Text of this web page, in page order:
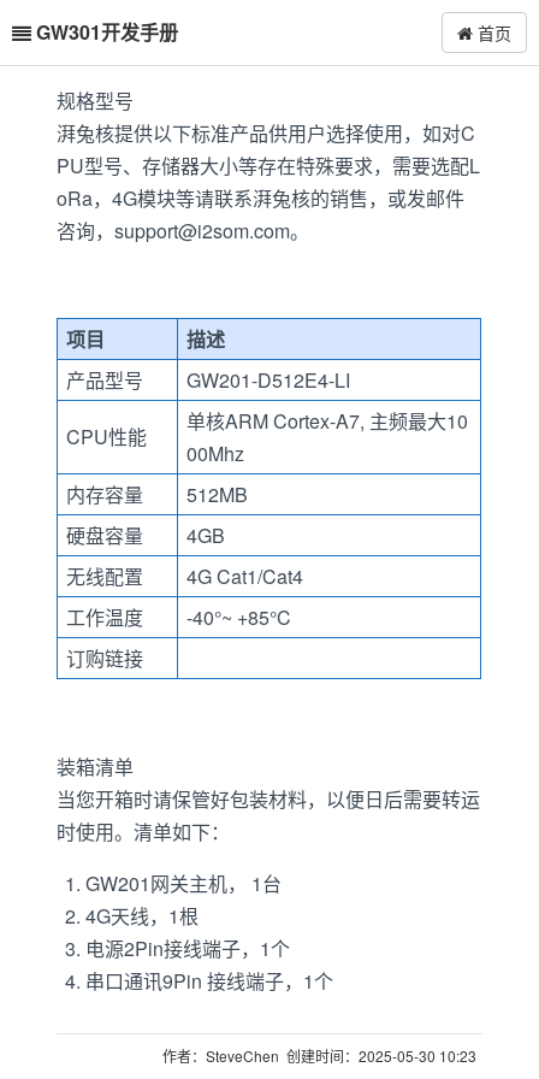
GW301开发手册 首页
规格型号
湃兔核提供以下标准产品供用户选择使用，如对C
PU型号、存储器大小等存在特殊要求，需要选配L
oRa，4G模块等请联系湃兔核的销售，或发邮件
咨询，support@i2som.com。
项目
描述
产品型号
GW201-D512E4-LI
CPU性能
单核ARM Cortex-A7, 主频最大10
00Mhz
内存容量
512MB
硬盘容量
4GB
无线配置
4G Cat1/Cat4
工作温度
-40°~ +85°C
订购链接
装箱清单
当您开箱时请保管好包装材料，以便日后需要转运
时使用。清单如下：
GW201网关主机， 1台
4G天线，1根
电源2Pin接线端子，1个
串口通讯9Pin 接线端子，1个
作者：SteveChen 创建时间：2025-05-30 10:23